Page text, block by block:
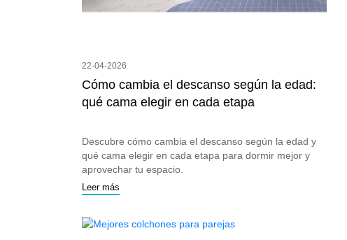
22-04-2026
Cómo cambia el descanso según la edad:
qué cama elegir en cada etapa
Descubre cómo cambia el descanso según la edad y
qué cama elegir en cada etapa para dormir mejor y
aprovechar tu espacio.
Leer más